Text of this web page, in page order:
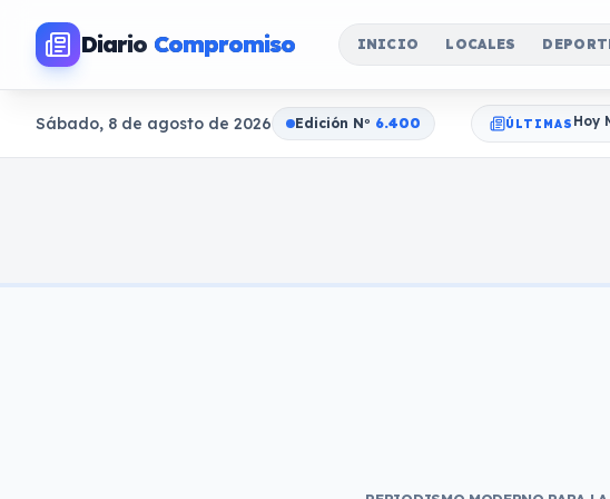
Diario Compromiso INICIO LOCALES
Sábado, 8 de agosto de 2026 Edición No 6.400 ÚLTIMAS Hoy